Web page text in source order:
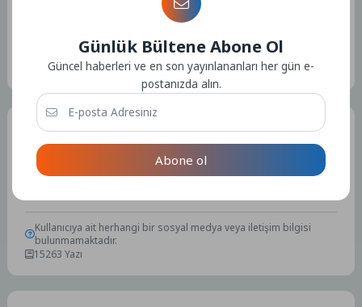
Etiketler :Bu yazıya ait etiket bulunamadı.
Tüm Yazılar
Kullanıcıya ait herhangi bir sosyal medya veya iletişim bilgisi
bulunmamaktadır.
15263 Yazı
Günlük Bültene Abone Ol
Güncel haberleri ve en son yayınlananları her gün e-
postanızda alın.
Abone ol